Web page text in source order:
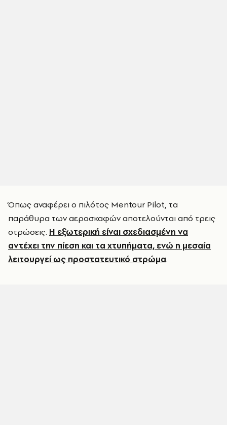
Όπως αναφέρει ο πιλότος Mentour Pilot, τα
παράθυρα των αεροσκαφών αποτελούνται από τρεις
στρώσεις. Η εξωτερική είναι σχεδιασμένη να
αντέχει την πίεση και τα χτυπήματα, ενώ η μεσαία
λειτουργεί ως προστατευτικό στρώμα.